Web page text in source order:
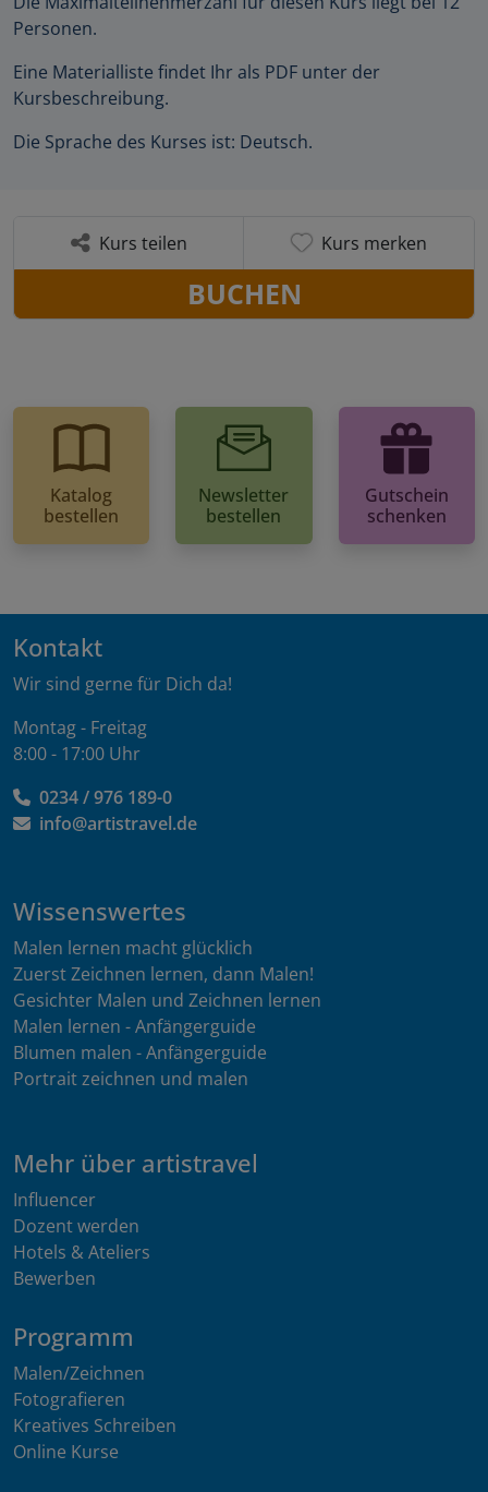
Personen.
Eine Materialliste findet Ihr als PDF unter der
Kursbeschreibung.
Die Sprache des Kurses ist: Deutsch.
Kurs teilen Kurs merken
BUCHEN
Katalog
bestellen
Newsletter
bestellen
Gutschein
schenken
Kontakt
Wir sind gerne für Dich da!
Montag - Freitag
8:00 - 17:00 Uhr
0234 / 976 189-0
info@artistravel.de
Wissenswertes
Malen lernen macht glücklich
Zuerst Zeichnen lernen, dann Malen!
Gesichter Malen und Zeichnen lernen
Malen lernen - Anfängerguide
Blumen malen - Anfängerguide
Portrait zeichnen und malen
Mehr über artistravel
Influencer
Dozent werden
Hotels & Ateliers
Bewerben
Programm
Malen/Zeichnen
Fotografieren
Kreatives Schreiben
Online Kurse